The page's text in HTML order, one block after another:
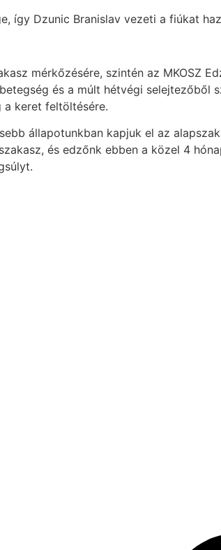
így Dzunic Branislav vezeti a fiúkat
mérkőzésére, szintén az MKOSZ
és a múlt hétvégi selejtezőből
keret feltöltésére.
állapotunkban kapjuk el az
és edzőnk ebben a közel 4